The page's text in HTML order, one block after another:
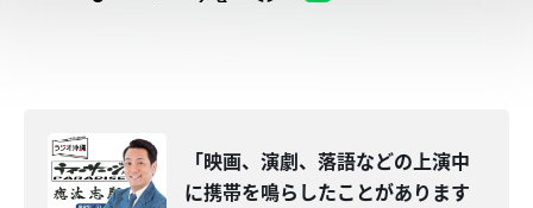
「映画、演劇、落語などの上演中
に携帯を鳴らしたことがあります